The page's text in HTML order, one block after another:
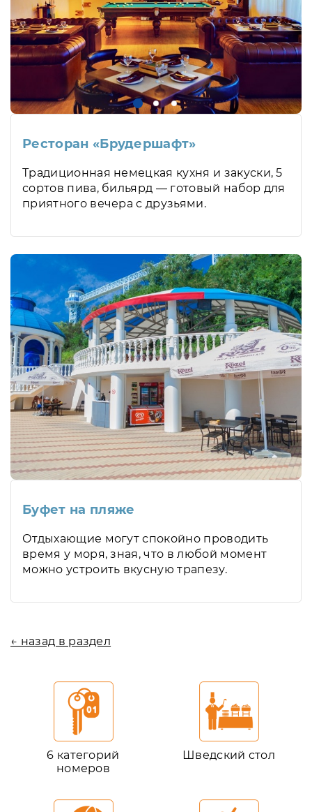
Ресторан «Брудершафт»
Традиционная немецкая кухня и закуски, 5
сортов пива, бильярд — готовый набор для
приятного вечера с друзьями.
Буфет на пляже
Отдыхающие могут спокойно проводить
время у моря, зная, что в любой момент
можно устроить вкусную трапезу.
← назад в раздел
6 категорий
номеров
Шведский стол